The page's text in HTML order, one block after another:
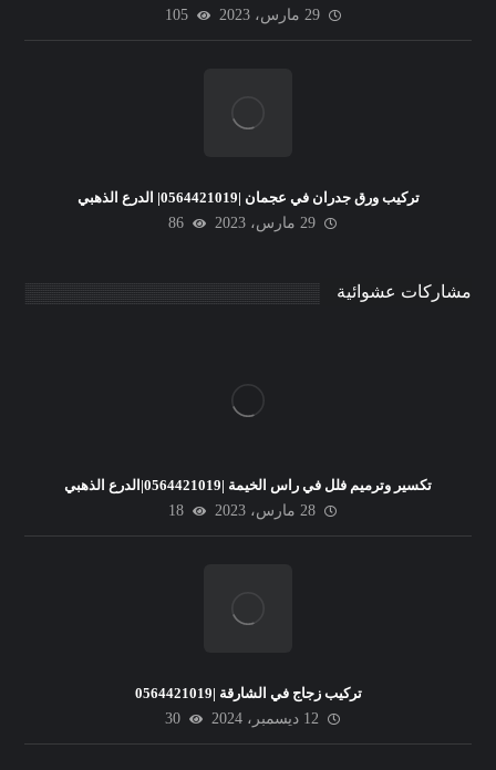
29 مارس، 2023
105
تركيب ورق جدران في عجمان |0564421019| الدرع الذهبي
29 مارس، 2023
86
مشاركات عشوائية
تكسير وترميم فلل في راس الخيمة |0564421019|الدرع الذهبي
28 مارس، 2023
18
تركيب زجاج في الشارقة |0564421019
12 ديسمبر، 2024
30